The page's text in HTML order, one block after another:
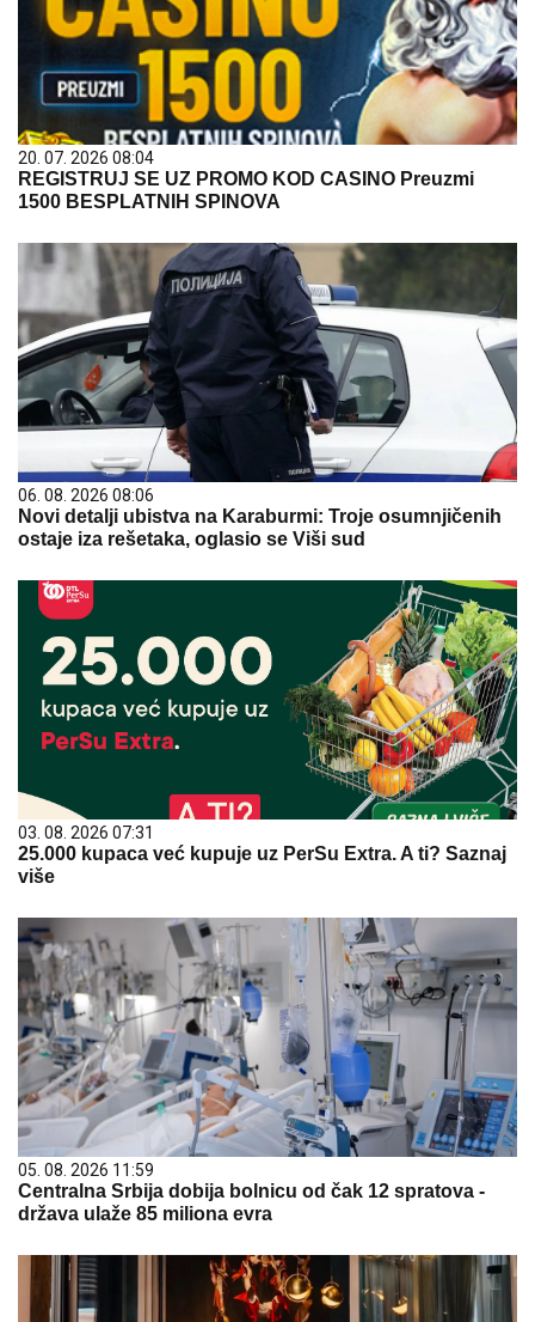
20. 07. 2026 08:04
REGISTRUJ SE UZ PROMO KOD CASINO Preuzmi
1500 BESPLATNIH SPINOVA
06. 08. 2026 08:06
Novi detalji ubistva na Karaburmi: Troje osumnjičenih
ostaje iza rešetaka, oglasio se Viši sud
03. 08. 2026 07:31
25.000 kupaca već kupuje uz PerSu Extra. A ti? Saznaj
više
05. 08. 2026 11:59
Centralna Srbija dobija bolnicu od čak 12 spratova -
država ulaže 85 miliona evra